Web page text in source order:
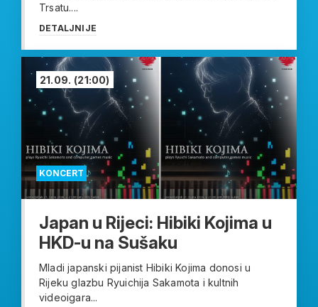
Trsatu....
DETALJNIJE
KONCERT
21.09. (21:00)
Japan u Rijeci: Hibiki Kojima u
HKD-u na Sušaku
Mladi japanski pijanist Hibiki Kojima donosi u
Rijeku glazbu Ryuichija Sakamota i kultnih
videoigara...